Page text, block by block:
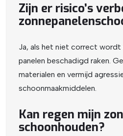
Zijn er risico’s
Ja, als het niet correct wordt
panelen beschadigd raken.
materialen en vermijd
schoonmaakmiddelen.
Kan regen mijn
schoonhouden?